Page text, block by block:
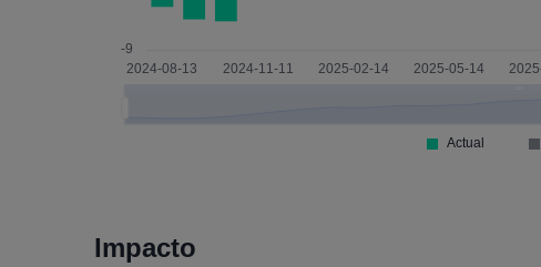
Impacto